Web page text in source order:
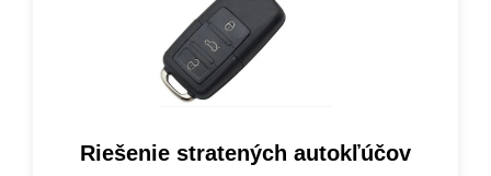
Riešenie stratených autokľúčov